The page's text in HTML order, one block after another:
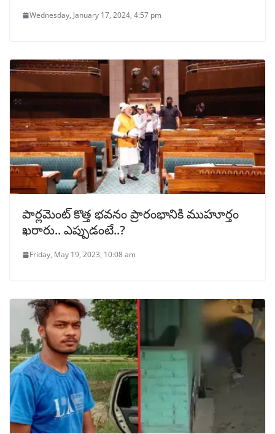
Wednesday, January 17, 2024, 4:57 pm
పార్లమెంట్ కొత్త భవనం ప్రారంభానికి ముహూర్తం
ఖరారు.. ఎప్పుడంటే..?
Friday, May 19, 2023, 10:08 am